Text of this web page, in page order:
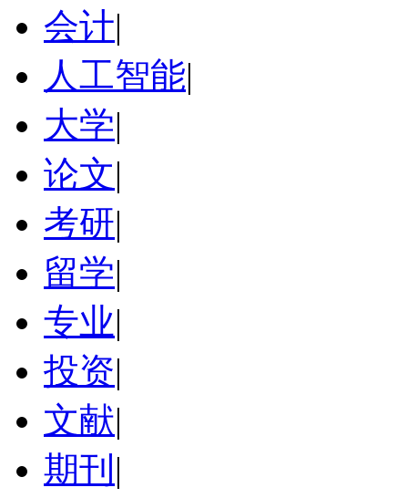
会计|
人工智能|
大学|
论文|
考研|
留学|
专业|
投资|
文献|
期刊 |